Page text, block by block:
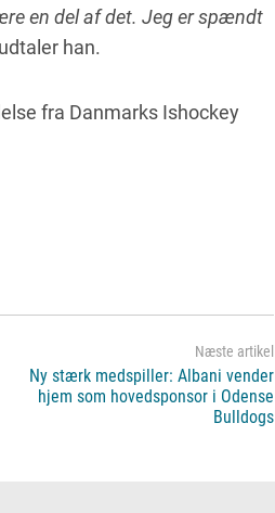
en del af det. Jeg er spændt
han.
fra Danmarks Ishockey
Ny stærk medspiller: Albani vender
hjem som hovedsponsor i Odense
Bulldogs